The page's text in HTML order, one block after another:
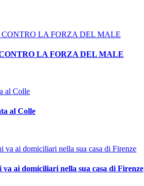
LA FORZA DEL MALE
al Colle
ai domiciliari nella sua casa di Firenze